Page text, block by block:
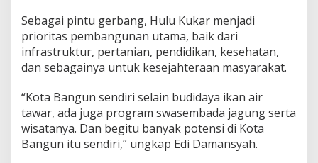
Sebagai pintu gerbang, Hulu Kukar menjadi
prioritas pembangunan utama, baik dari
infrastruktur, pertanian, pendidikan, kesehatan,
dan sebagainya untuk kesejahteraan masyarakat.
“Kota Bangun sendiri selain budidaya ikan air
tawar, ada juga program swasembada jagung serta
wisatanya. Dan begitu banyak potensi di Kota
Bangun itu sendiri,” ungkap Edi Damansyah.